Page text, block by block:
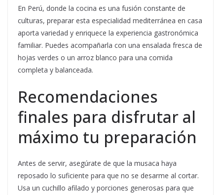
En Perú, donde la cocina es una fusión constante de
culturas, preparar esta especialidad mediterránea en casa
aporta variedad y enriquece la experiencia gastronómica
familiar. Puedes acompañarla con una ensalada fresca de
hojas verdes o un arroz blanco para una comida
completa y balanceada.
Recomendaciones
finales para disfrutar al
máximo tu preparación
Antes de servir, asegúrate de que la musaca haya
reposado lo suficiente para que no se desarme al cortar.
Usa un cuchillo afilado y porciones generosas para que